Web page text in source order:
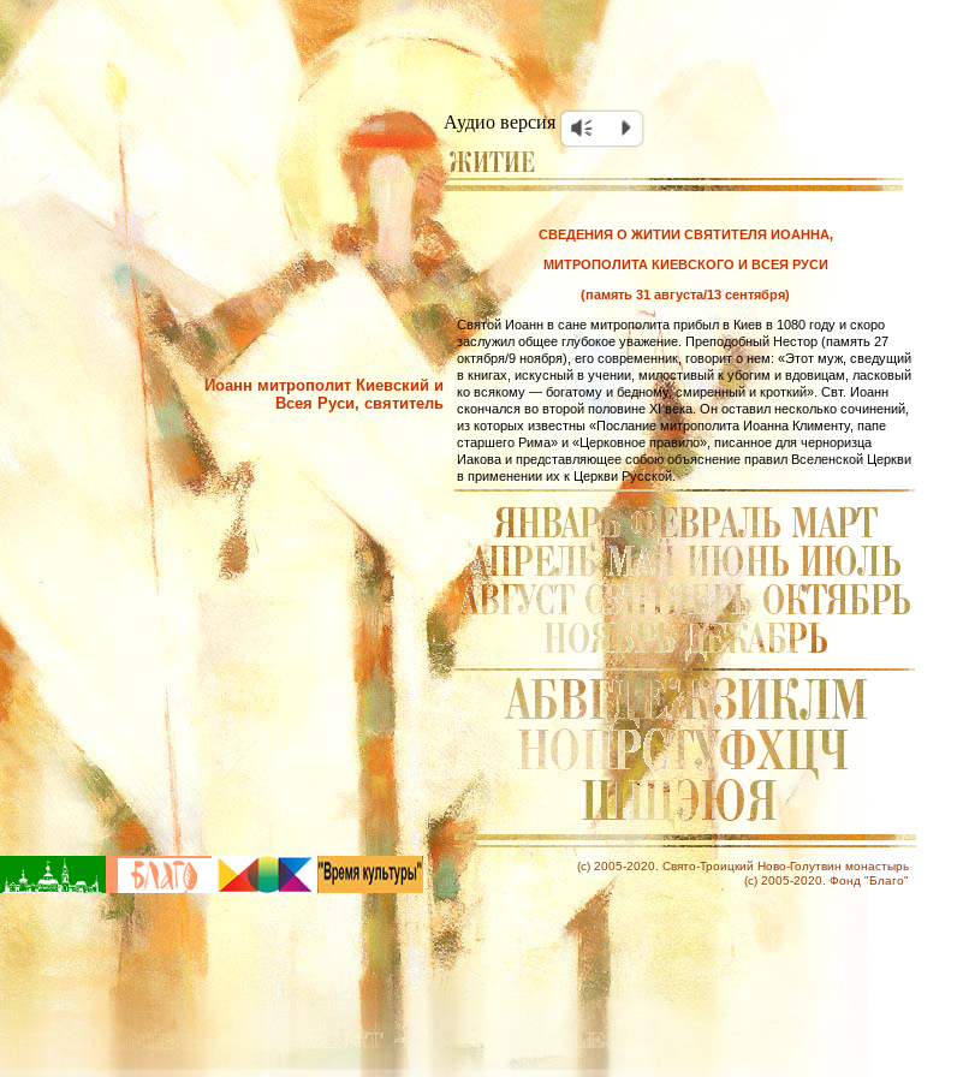
Аудио версия Vm P
Иоанн митрополит Киевский и
Всея Руси, святитель
СВЕДЕНИЯ О ЖИТИИ СВЯТИТЕЛЯ ИОАННА,
МИТРОПОЛИТА КИЕВСКОГО И ВСЕЯ РУСИ
(память 31 августа/13 сентября)
Святой Иоанн в сане митрополита прибыл в Киев в 1080 году и скоро
заслу­жил общее глубокое уважение. Преподобный Нестор (память 27
октября/9 ноября), его современник, говорит о нем: «Этот муж, сведущий
в книгах, искус­ный в учении, милостивый к убогим и вдовицам, ласковый
ко всякому — бога­т­ому и бедному, смиренный и кроткий». Свт. Иоанн
скончался во второй половине XI века. Он оставил несколько сочинений,
из которых известны «Пос­лание митрополита Иоанна Клименту, папе
старшего Рима» и «Церковное правило», писанное для черноризца
Иакова и пред­ставляющее собою объяснение правил Вселенской Церкви
в применении их к Церкви Русской.
(c) 2005-2020. Свято-Троицкий Ново-Голутвин монастырь
(c) 2005-2020. Фонд "Благо"